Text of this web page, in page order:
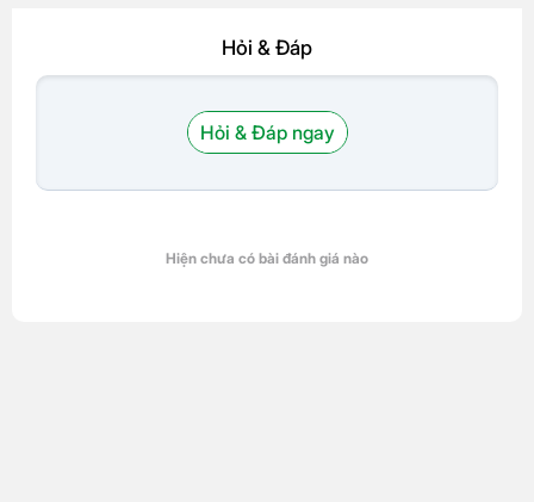
Hỏi & Đáp
Hỏi & Đáp ngay
Hiện chưa có bài đánh giá nào